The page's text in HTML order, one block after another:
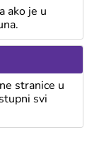
ako je u
stranice u
svi